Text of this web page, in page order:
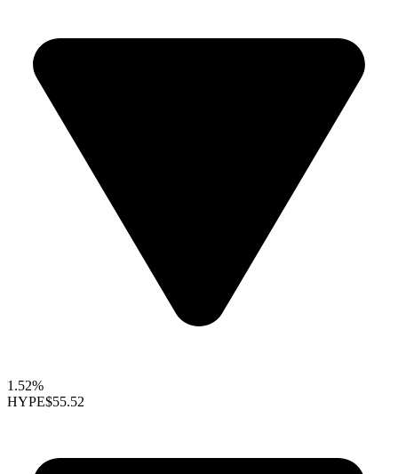
1.52%
HYPE$55.52